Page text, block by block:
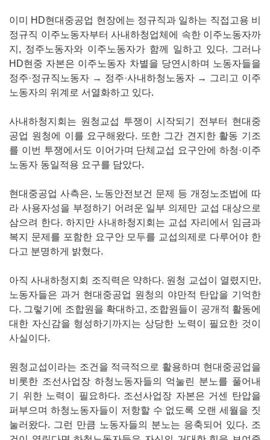
이미 HD현대중공업 현장에는 정규직과 일하는 직접고용 비
정규직 이주노동자부터 사내하청업체에 속한 이주노동자까
지, 정주노동자와 이주노동자가 함께 일하고 있다. 그러나
HD현중 자본은 이주노동자 차별을 당연시하며 노동자들을
정주·정규직노동자 → 정주·사내하청노동자 → 그리고 이주
노동자의 위계로 서열화하고 있다.
사내하청지회는 원청교섭 투쟁이 시작되기 전부터 현대중
공업 원청에 이를 요구해왔다. 또한 그간 견지한 활동 기조
를 이번 투쟁에서도 이어가며 단체교섭 요구안에 하청·이주
노동자 동일적용 요구를 담았다.
현대중공업 사측은, 노동안전보건 문제 등 개정노조법에 따
라 사용자성을 부정하기 어려운 일부 의제만 교섭 대상으로
삼으려 한다. 하지만 사내하청지회는 교섭 자리에서 임금과
복지 문제를 포함한 요구안 모두를 교섭의제로 다루어야 한
다고 분명하게 밝혔다.
아직 사내하청지회 조직력은 약하다. 원청 교섭이 열렸지만,
노동자들은 과거 현대중공업 원청의 야만적 탄압을 기억한
다. 그렇기에 조합원을 확대하고, 조합원들이 공개적 활동에
대한 자신감을 형성하기까지는 상당한 노력이 필요한 것이
사실이다.
원청교섭이라는 조건을 적극적으로 활용하며 현대중공업을
비롯한 조선사업장 하청노동자들의 억눌린 분노를 풀어내
기 위한 노력이 필요하다. 조선사업장 자본은 거센 탄압을
퍼부으며 하청노동자들이 저항할 수 없도록 오랜 세월을 짓
눌러왔다. 그런 만큼 노동자들의 분노는 응축되어 있다. 조